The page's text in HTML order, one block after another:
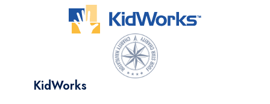
KidWorks